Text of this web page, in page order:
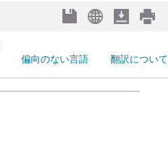
偏向のない言語
翻訳について